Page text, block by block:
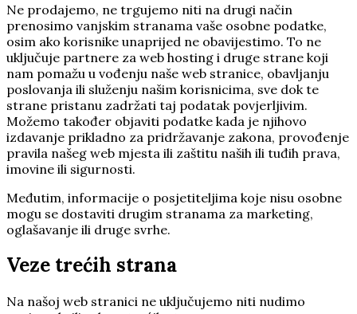
Ne prodajemo, ne trgujemo niti na drugi način
prenosimo vanjskim stranama vaše osobne podatke,
osim ako korisnike unaprijed ne obavijestimo. To ne
uključuje partnere za web hosting i druge strane koji
nam pomažu u vođenju naše web stranice, obavljanju
poslovanja ili služenju našim korisnicima, sve dok te
strane pristanu zadržati taj podatak povjerljivim.
Možemo također objaviti podatke kada je njihovo
izdavanje prikladno za pridržavanje zakona, provođenje
pravila našeg web mjesta ili zaštitu naših ili tuđih prava,
imovine ili sigurnosti.
Međutim, informacije o posjetiteljima koje nisu osobne
mogu se dostaviti drugim stranama za marketing,
oglašavanje ili druge svrhe.
Veze trećih strana
Na našoj web stranici ne uključujemo niti nudimo